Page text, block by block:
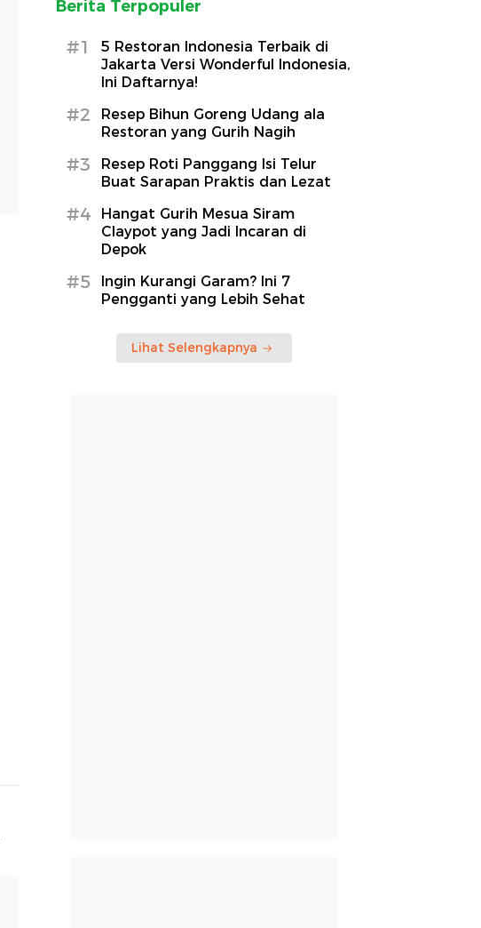
Berita Terpopuler
#1
5 Restoran Indonesia Terbaik di
Jakarta Versi Wonderful Indonesia,
Ini Daftarnya!
#2
Resep Bihun Goreng Udang ala
Restoran yang Gurih Nagih
#3
Resep Roti Panggang Isi Telur
Buat Sarapan Praktis dan Lezat
#4
Hangat Gurih Mesua Siram
Claypot yang Jadi Incaran di
Depok
#5
Ingin Kurangi Garam? Ini 7
Pengganti yang Lebih Sehat
Lihat Selengkapnya